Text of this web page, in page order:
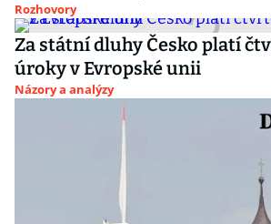
Rozhovory
Za státní dluhy Česko platí
úroky v Evropské unii
Názory a analýzy